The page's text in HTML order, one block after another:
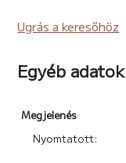
Ugrás a keresőhöz
Egyéb adatok
Megjelenés
Nyomtatott: